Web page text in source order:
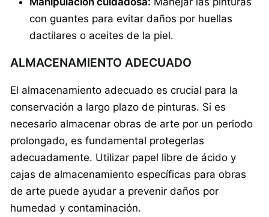
con guantes para evitar daños por huellas
dactilares o aceites de la piel.
ALMACENAMIENTO ADECUADO
El almacenamiento adecuado es crucial para la
conservación a largo plazo de pinturas. Si es
necesario almacenar obras de arte por un periodo
prolongado, es fundamental protegerlas
adecuadamente. Utilizar papel libre de ácido y
cajas de almacenamiento específicas para obras
de arte puede ayudar a prevenir daños por
humedad y contaminación.